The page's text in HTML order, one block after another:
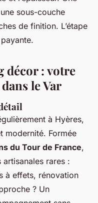
sous-couche
de finition. L’étape
décor : votre
le Var
à Hyères,
modernité. Formée
du Tour de France,
artisanales rares :
à effets, rénovation
? Un